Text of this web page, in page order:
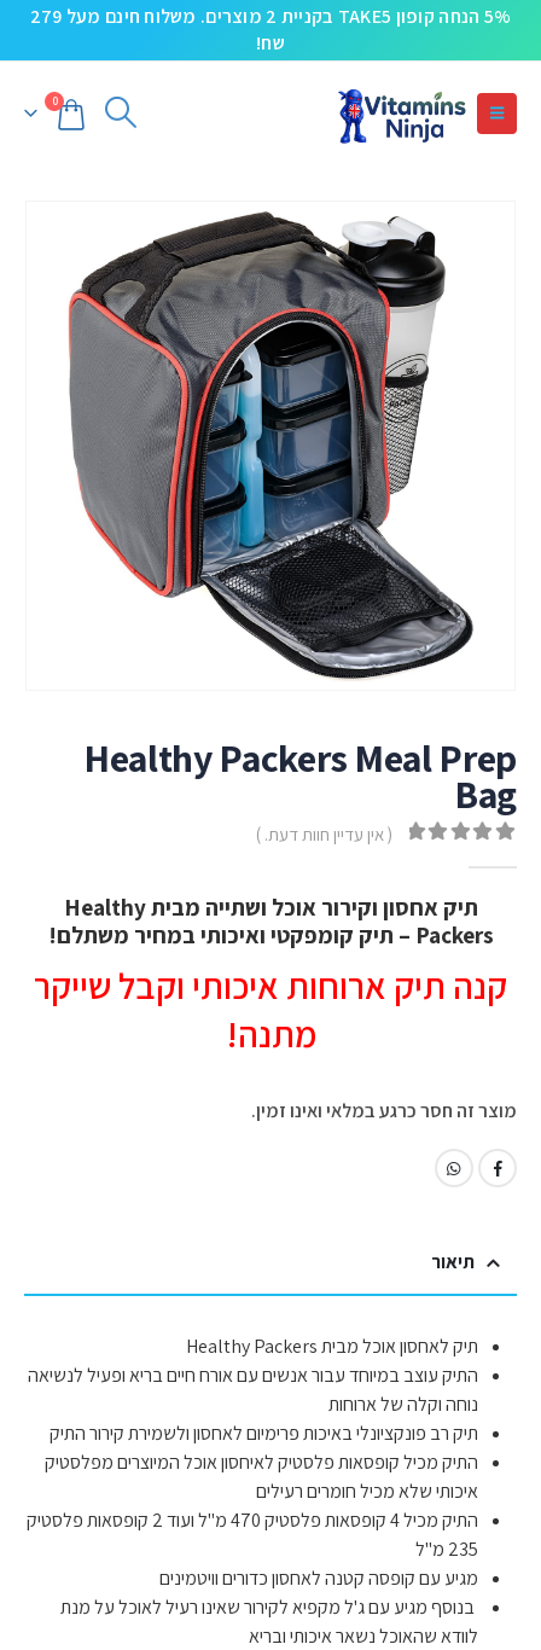
5% הנחה קופון TAKE5 בקניית 2 מוצרים. משלוח חינם מעל 279
שח!
0
Healthy Packers Meal Prep
Bag
( אין עדיין חוות דעת. )
תיק אחסון וקירור אוכל ושתייה מבית Healthy
Packers – תיק קומפקטי ואיכותי במחיר משתלם!
קנה תיק ארוחות איכותי וקבל שייקר
מתנה!
מוצר זה חסר כרגע במלאי ואינו זמין.
תיאור
תיק לאחסון אוכל מבית Healthy Packers
התיק עוצב במיוחד עבור אנשים עם אורח חיים בריא ופעיל לנשיאה
נוחה וקלה של ארוחות
תיק רב פונקציונלי באיכות פרימיום לאחסון ולשמירת קירור התיק
התיק מכיל קופסאות פלסטיק לאיחסון אוכל המיוצרים מפלסטיק
איכותי שלא מכיל חומרים רעילים
התיק מכיל 4 קופסאות פלסטיק 470 מ"ל ועוד 2 קופסאות פלסטיק
235 מ"ל
מגיע עם קופסה קטנה לאחסון כדורים וויטמינים
בנוסף מגיע עם ג'ל מקפיא לקירור שאינו רעיל לאוכל על מנת
לוודא שהאוכל נשאר איכותי ובריא